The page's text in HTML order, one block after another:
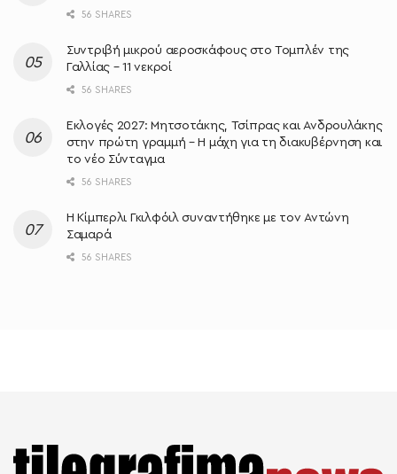
56 SHARES
Συντριβή μικρού αεροσκάφους στο Τομπλέν της
Γαλλίας – 11 νεκροί
56 SHARES
Εκλογές 2027: Μητσοτάκης, Τσίπρας και Ανδρουλάκης
στην πρώτη γραμμή – Η μάχη για τη διακυβέρνηση και
το νέο Σύνταγμα
56 SHARES
Η Κίμπερλι Γκιλφόιλ συναντήθηκε με τον Αντώνη
Σαμαρά
56 SHARES